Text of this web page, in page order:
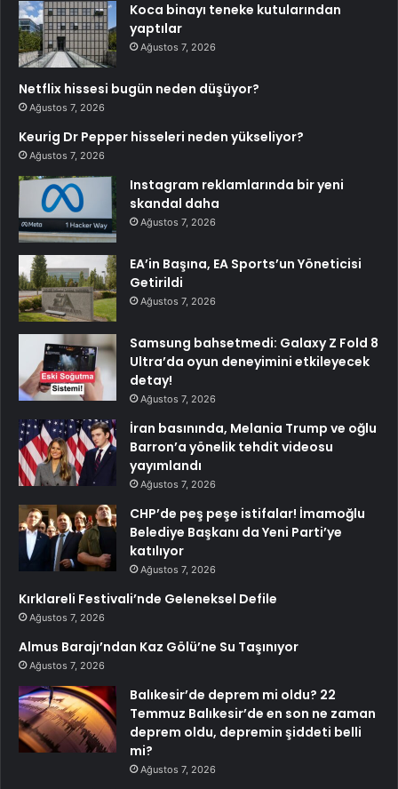
Koca binayı teneke kutularından
yaptılar
Ağustos 7, 2026
Netflix hissesi bugün neden düşüyor?
Ağustos 7, 2026
Keurig Dr Pepper hisseleri neden yükseliyor?
Ağustos 7, 2026
Instagram reklamlarında bir yeni
skandal daha
Ağustos 7, 2026
EA’in Başına, EA Sports’un Yöneticisi
Getirildi
Ağustos 7, 2026
Samsung bahsetmedi: Galaxy Z Fold 8
Ultra’da oyun deneyimini etkileyecek
detay!
Ağustos 7, 2026
İran basınında, Melania Trump ve oğlu
Barron’a yönelik tehdit videosu
yayımlandı
Ağustos 7, 2026
CHP’de peş peşe istifalar! İmamoğlu
Belediye Başkanı da Yeni Parti’ye
katılıyor
Ağustos 7, 2026
Kırklareli Festivali’nde Geleneksel Defile
Ağustos 7, 2026
Almus Barajı’ndan Kaz Gölü’ne Su Taşınıyor
Ağustos 7, 2026
Balıkesir’de deprem mi oldu? 22
Temmuz Balıkesir’de en son ne zaman
deprem oldu, depremin şiddeti belli
mi?
Ağustos 7, 2026